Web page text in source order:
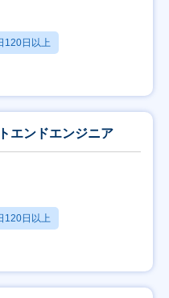
120日以上
エンドエンジニア
120日以上